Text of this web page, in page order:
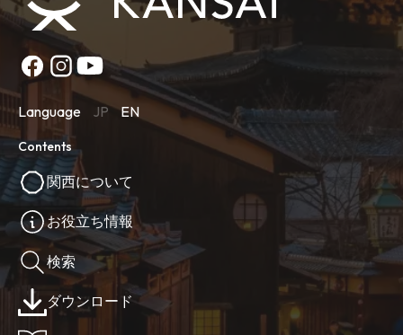
Language JP EN
Contents
関西について
お役立ち情報
検索
ダウンロード